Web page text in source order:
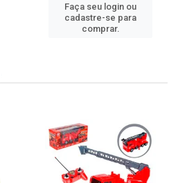
Faça seu login ou
cadastre-se para
comprar.